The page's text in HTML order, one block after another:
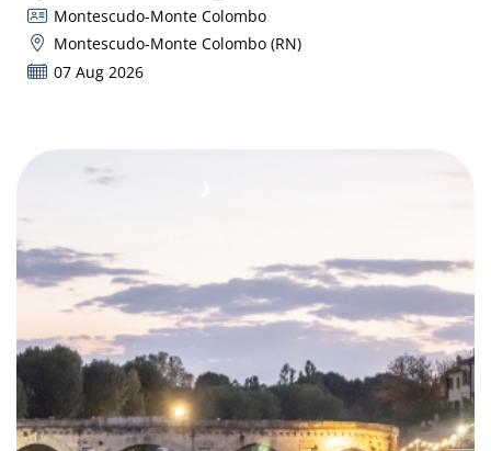
Montescudo-Monte Colombo
Montescudo-Monte Colombo (RN)
07 Aug 2026